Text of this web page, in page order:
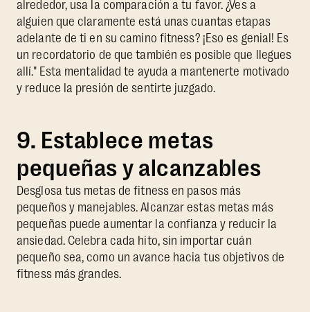
alrededor, usa la comparación a tu favor. ¿Ves a
alguien que claramente está unas cuantas etapas
adelante de ti en su camino fitness? ¡Eso es genial! Es
un recordatorio de que también es posible que llegues
allí." Esta mentalidad te ayuda a mantenerte motivado
y reduce la presión de sentirte juzgado.
9. Establece metas
pequeñas y alcanzables
Desglosa tus metas de fitness en pasos más
pequeños y manejables. Alcanzar estas metas más
pequeñas puede aumentar la confianza y reducir la
ansiedad. Celebra cada hito, sin importar cuán
pequeño sea, como un avance hacia tus objetivos de
fitness más grandes.